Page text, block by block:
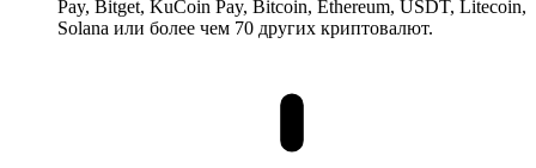
Pay, Bitget, KuCoin Pay, Bitcoin, Ethereum, USDT, Litecoin,
Solana или более чем 70 других криптовалют.